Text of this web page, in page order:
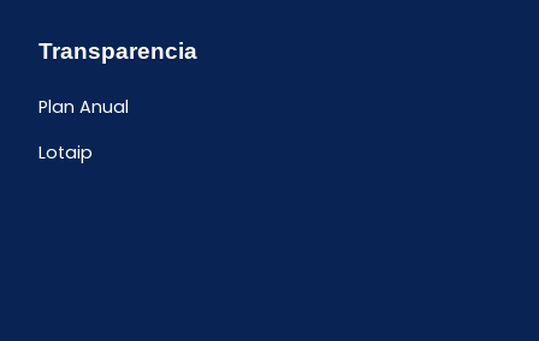
Transparencia
Plan Anual
Lotaip